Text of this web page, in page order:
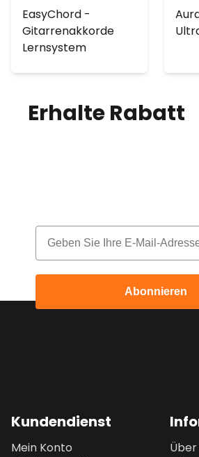
EasyChord -
Gitarrenakkorde
Lernsystem
Erhalte Rabatt
Email
Abonnieren
Kundendienst
Mein Konto
Über